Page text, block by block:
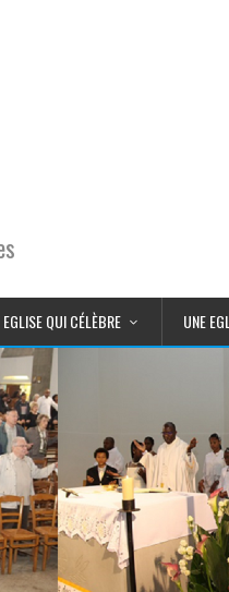
EGLISE QUI CÉLÈBRE UNE